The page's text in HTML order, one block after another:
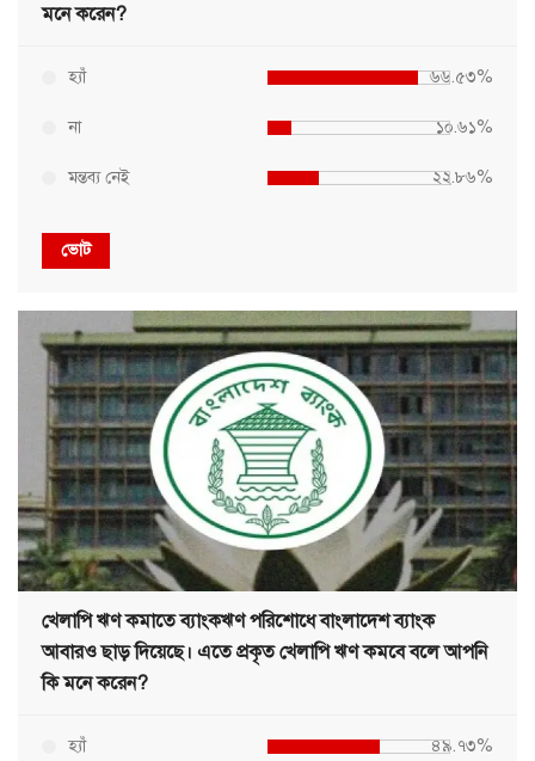
মনে করেন?
হ্যাঁ ৬৬.৫৩%
না ১০.৬১%
মন্তব্য নেই ২২.৮৬%
ভোট
খেলাপি ঋণ কমাতে ব্যাংকঋণ পরিশোধে বাংলাদেশ ব্যাংক
আবারও ছাড় দিয়েছে। এতে প্রকৃত খেলাপি ঋণ কমবে বলে আপনি
কি মনে করেন?
হ্যাঁ ৪৯.৭৩%